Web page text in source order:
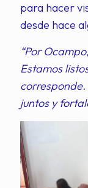
para hacer
desde hace
“Por
Estamos
juntos y